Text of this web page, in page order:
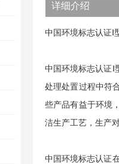
详细介绍
中国环境标志认证Ⅰ
中国环境标志认证
处理处置过程中符
些产品有益于环境
洁生产工艺，生产
中国环境标志认证